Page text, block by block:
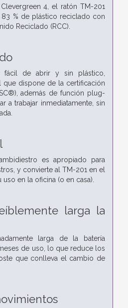
4, el ratón TM-201
% de plástico reciclado con
Reciclado (RCC).
fácil de abrir y sin plástico,
que dispone de la certificación
además de función plug-
a trabajar inmediatamente, sin
es apropiado para
y convierte al TM-201 en el
en la oficina (o en casa).
larga la
larga de la batería
de uso, lo que reduce los
que conlleva el cambio de